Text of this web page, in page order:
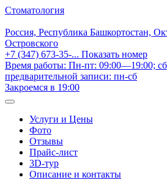
Стоматология
Россия, Республика Башкортостан,
Островского
+7 (347) 673-35-... Показать номер
Время работы: Пн-пт: 09:00—19:00;
предварительной записи: пн-сб
Закроемся в 19:00
Услуги и Цены
Фото
Отзывы
Прайс-лист
3D-тур
Описание и контакты